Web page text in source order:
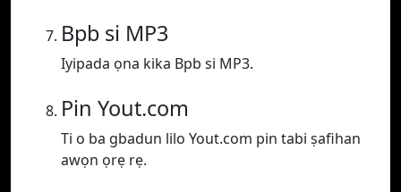
Bpb si MP3
Iyipada ọna kika Bpb si MP3.
Pin Yout.com
Ti o ba gbadun lilo Yout.com pin tabi ṣafihan
awọn ọrẹ rẹ.